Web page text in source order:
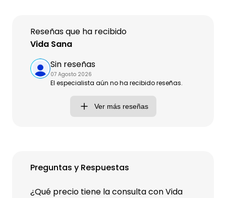
Preguntas y Respuestas
¿Qué precio tiene la consulta con Vida
Reseñas que ha recibido
Vida Sana
Sin reseñas
07 Agosto 2026
El especialista aún no ha recibido reseñas.
Ver más reseñas